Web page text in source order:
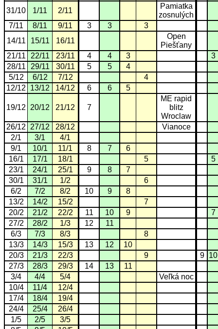
31/10 1/11 2/11
Pamiatka
zosnulých
7/11
8/11 9/11 3 3
3
14/11
15/11 16/11
Open
Piešťany
21/11
22/11 23/11 4 4 3
3
28/11
29/11 30/11 5 5
4
5/12
6/12 7/12
4
12/12
13/12 14/12 6 6 5
19/12 20/12 21/12 7
ME rapid
blitz
Wroclaw
26/12
27/12 28/12
Vianoce
2/1
3/1
4/1
9/1
10/1 11/1 8 7
6
16/1
17/1 18/1 5
5
23/1
24/1 25/1 9 8
7
30/1
31/1 1/2
6
6/2
7/2 8/2 10 9
8
13/2
14/2 15/2
7
20/2
21/2 22/2 11 10 9
7
27/2
28/2 1/3 12
11
6/3
7/3 8/3
8
13/3
14/3 15/3 13 12
10
20/3
21/3 22/3 9 9
10
27/3
28/3 29/3 14 13
11
3/4
4/4 5/4
Veľká noc
10/4
11/4
12/4
17/4
18/4
19/4
24/4
25/4
26/4
1/5
2/5
3/5